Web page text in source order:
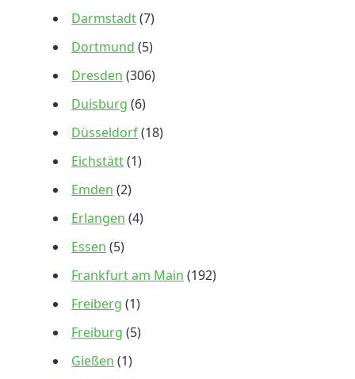
Darmstadt(7)
Dortmund (5)
Dresden (306)
Duisburg (6)
Düsseldorf(18)
Eichstätt(1)
Emden (2)
Erlangen (4)
Essen (5)
Frankfurt am Main (192)
Freiberg (1)
Freiburg (5)
Gießen (1)